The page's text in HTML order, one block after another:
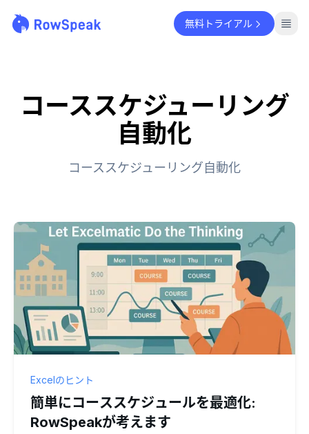
無料トライアル
コーススケジューリング
自動化
コーススケジューリング自動化
Excelのヒント
簡単にコーススケジュールを最適化:
RowSpeakが考えます